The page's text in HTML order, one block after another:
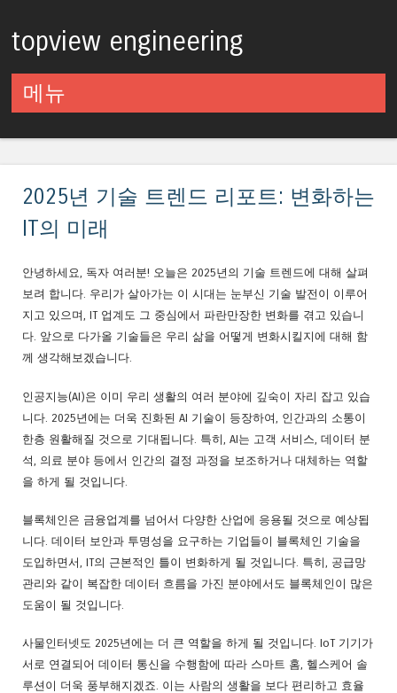
topview engineering
메뉴
2025년 기술 트렌드 리포트: 변화하는
IT의 미래
안녕하세요, 독자 여러분! 오늘은 2025년의 기술 트렌드에 대해 살펴
보려 합니다. 우리가 살아가는 이 시대는 눈부신 기술 발전이 이루어
지고 있으며, IT 업계도 그 중심에서 파란만장한 변화를 겪고 있습니
다. 앞으로 다가올 기술들은 우리 삶을 어떻게 변화시킬지에 대해 함
께 생각해보겠습니다.
인공지능(AI)은 이미 우리 생활의 여러 분야에 깊숙이 자리 잡고 있습
니다. 2025년에는 더욱 진화된 AI 기술이 등장하여, 인간과의 소통이
한층 원활해질 것으로 기대됩니다. 특히, AI는 고객 서비스, 데이터 분
석, 의료 분야 등에서 인간의 결정 과정을 보조하거나 대체하는 역할
을 하게 될 것입니다.
블록체인은 금융업계를 넘어서 다양한 산업에 응용될 것으로 예상됩
니다. 데이터 보안과 투명성을 요구하는 기업들이 블록체인 기술을
도입하면서, IT의 근본적인 틀이 변화하게 될 것입니다. 특히, 공급망
관리와 같이 복잡한 데이터 흐름을 가진 분야에서도 블록체인이 많은
도움이 될 것입니다.
사물인터넷도 2025년에는 더 큰 역할을 하게 될 것입니다. IoT 기기가
서로 연결되어 데이터 통신을 수행함에 따라 스마트 홈, 헬스케어 솔
루션이 더욱 풍부해지겠죠. 이는 사람의 생활을 보다 편리하고 효율